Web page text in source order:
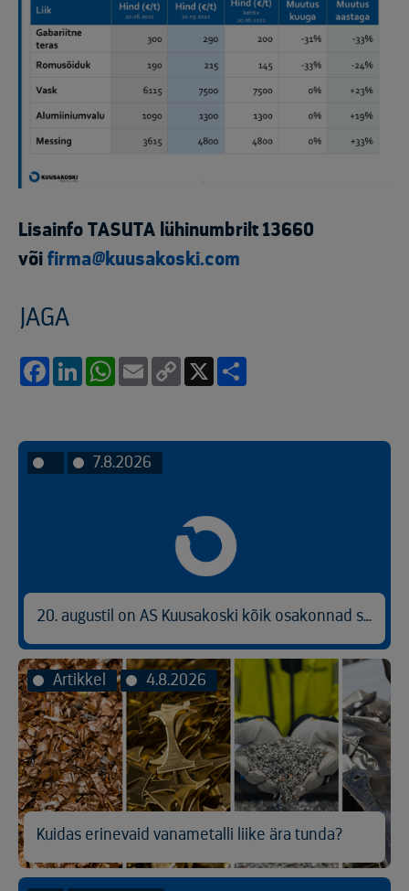
Lisainfo TASUTA lühinumbrilt 13660
või firma@kuusakoski.com
JAGA
FacebookLinkedInWhatsApp
Email
Copy
7.8.2026
20. augustil on AS Kuusakoski kõik osakonnad suletud
Artikkel 4.8.2026
Kuidas erinevaid vanametalli liike ära tunda?